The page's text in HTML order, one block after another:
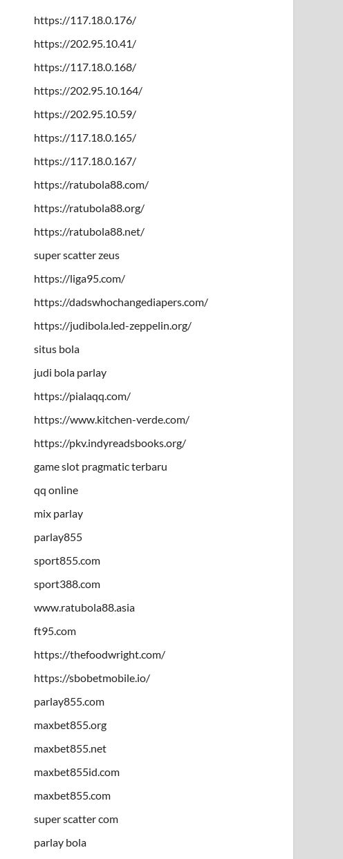
https://117.18.0.176/
https://202.95.10.41/
https://117.18.0.168/
https://202.95.10.164/
https://202.95.10.59/
https://117.18.0.165/
https://117.18.0.167/
https://ratubola88.com/
https://ratubola88.org/
https://ratubola88.net/
super scatter zeus
https://liga95.com/
https://dadswhochangediapers.com/
https://judibola.led-zeppelin.org/
situs bola
judi bola parlay
https://pialaqq.com/
https://www.kitchen-verde.com/
https://pkv.indyreadsbooks.org/
game slot pragmatic terbaru
qq online
mix parlay
parlay855
sport855.com
sport388.com
www.ratubola88.asia
ft95.com
https://thefoodwright.com/
https://sbobetmobile.io/
parlay855.com
maxbet855.org
maxbet855.net
maxbet855id.com
maxbet855.com
super scatter com
parlay bola